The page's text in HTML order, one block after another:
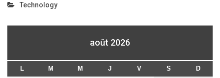
Technology
août 2026
L M M J V S D